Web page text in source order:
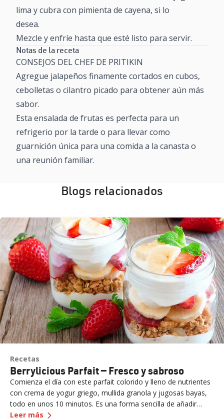
lima y cubra con pimienta de cayena, si lo
desea.
Mezcle y enfríe hasta que esté listo para servir.
Notas de la receta
CONSEJOS DEL CHEF DE PRITIKIN
Agregue jalapeños finamente cortados en cubos,
cebolletas o cilantro picado para obtener aún más
sabor.
Esta ensalada de frutas es perfecta para un
refrigerio por la tarde o para llevar como
guarnición única para una comida a la canasta o
una reunión familiar.
Blogs relacionados
Recetas
Berrylicious Parfait — Fresco y sabroso
Comienza el día con este parfait colorido y lleno de nutrientes
con crema de yogur griego, mullida granola y jugosas bayas,
todo en unos 10 minutos. Es una forma sencilla de añadir
proteínas, fibra y dulzura natural al desayuno o a un
Leer más —